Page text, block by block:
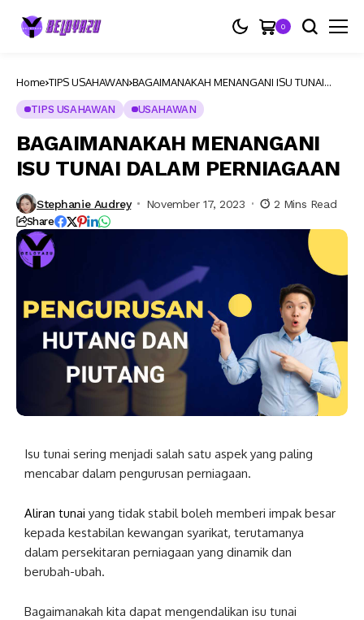
0
Home TIPS USAHAWAN BAGAIMANAKAH MENANGANI ISU TUNAI
TIPS USAHAWAN USAHAWAN
BAGAIMANAKAH MENANGANI
ISU TUNAI DALAM PERNIAGAAN
Stephanie Audrey November 17, 2023 2 Mins Read
Share
Isu tunai sering menjadi salah satu aspek yang paling
mencabar dalam pengurusan perniagaan.
Aliran tunai yang tidak stabil boleh memberi impak besar
kepada kestabilan kewangan syarikat, terutamanya
dalam persekitaran perniagaan yang dinamik dan
berubah-ubah.
Bagaimanakah kita dapat mengendalikan isu tunai